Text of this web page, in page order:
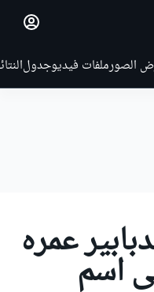
الصورملفات فيديوجدول
عمره
اسم